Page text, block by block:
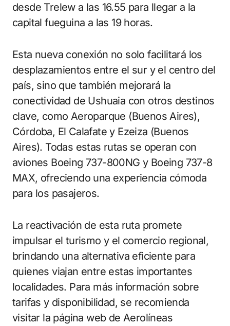
desde Trelew a las 16.55 para llegar a la
capital fueguina a las 19 horas.
Esta nueva conexión no solo facilitará los
desplazamientos entre el sur y el centro del
país, sino que también mejorará la
conectividad de Ushuaia con otros destinos
clave, como Aeroparque (Buenos Aires),
Córdoba, El Calafate y Ezeiza (Buenos
Aires). Todas estas rutas se operan con
aviones Boeing 737-800NG y Boeing 737-8
MAX, ofreciendo una experiencia cómoda
para los pasajeros.
La reactivación de esta ruta promete
impulsar el turismo y el comercio regional,
brindando una alternativa eficiente para
quienes viajan entre estas importantes
localidades. Para más información sobre
tarifas y disponibilidad, se recomienda
visitar la página web de Aerolíneas